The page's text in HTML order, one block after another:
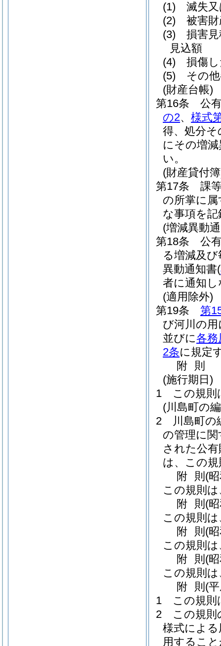
(1)
滅失
(2)
被害
(3)
損害
見込額
(4)
損傷
(5)
その
(財産台帳)
第16条
公
の2、 様式
得、処分
にその増
い。
(財産貸付
第17条
課
の所掌に
な事項を
(増減異動
第18条
公
る増減及
異動通知書(
者に通知
(適用除外)
第19条
第
び河川の
並びに各務
2条に規定
附 則
(施行期日)
1
この規則
(川島町の
2
川島町の
の管理に
された公
は、この
附 則 (
この規則
附 則 (
この規則
附 則 (
この規則
附 則 (
この規則
附 則 (
1
この規則
2
この規則
様式によ
用するこ